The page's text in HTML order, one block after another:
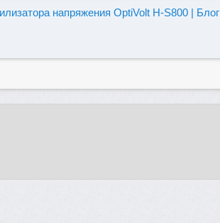
напряжения OptiVolt H-S800 | Блог